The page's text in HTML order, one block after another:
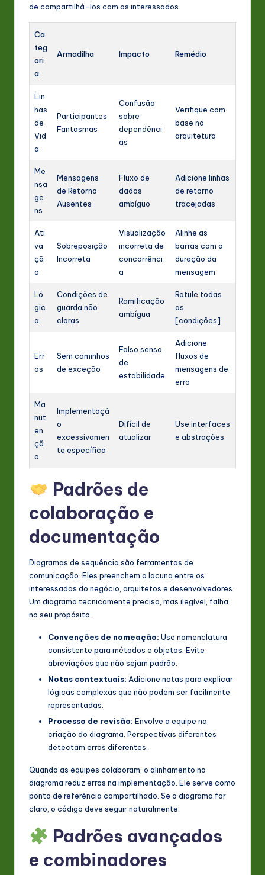
de compartilhá-los com os interessados.
Ca
teg
ori
a
Armadilha Impacto Remédio
Lin
has
de
Vid
a
Participantes
Fantasmas
Confusão
sobre
dependênci
as
Verifique com
base na
arquitetura
Me
nsa
ge
ns
Mensagens
de Retorno
Ausentes
Fluxo de
dados
ambíguo
Adicione linhas
de retorno
tracejadas
Ati
va
çã
o
Sobreposição
Incorreta
Visualização
incorreta de
concorrênci
a
Alinhe as
barras com a
duração da
mensagem
Ló
gic
a
Condições de
guarda não
claras
Ramificação
ambígua
Rotule todas
as
[condições]
Err
os
Sem caminhos
de exceção
Falso senso
de
estabilidade
Adicione
fluxos de
mensagens de
erro
Ma
nut
en
çã
o
Implementaçã
o
excessivamen
te específica
Difícil de
atualizar
Use interfaces
e abstrações
Padrões de
colaboração e
documentação
Diagramas de sequência são ferramentas de
comunicação. Eles preenchem a lacuna entre os
interessados do negócio, arquitetos e desenvolvedores.
Um diagrama tecnicamente preciso, mas ilegível, falha
no seu propósito.
Convenções de nomeação: Use nomenclatura
consistente para métodos e objetos. Evite
abreviações que não sejam padrão.
Notas contextuais: Adicione notas para explicar
lógicas complexas que não podem ser facilmente
representadas.
Processo de revisão: Envolve a equipe na
criação do diagrama. Perspectivas diferentes
detectam erros diferentes.
Quando as equipes colaboram, o alinhamento no
diagrama reduz erros na implementação. Ele serve como
ponto de referência compartilhado. Se o diagrama for
claro, o código deve seguir naturalmente.
Padrões avançados
e combinadores